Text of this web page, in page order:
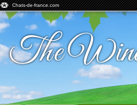
Chats-de-france.com
The